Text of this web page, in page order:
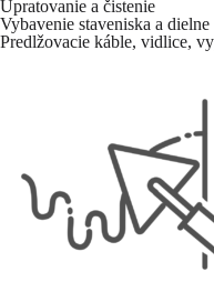
Upratovanie a čistenie
Vybavenie staveniska a dielne
Predlžovacie káble, vidlice,